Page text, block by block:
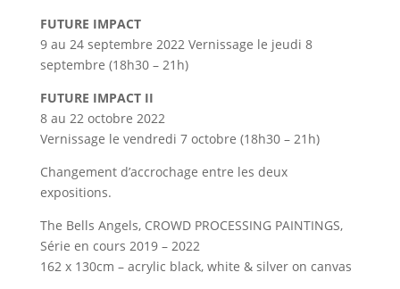
FUTURE IMPACT
9 au 24 septembre 2022 Vernissage le jeudi 8
septembre (18h30 – 21h)
FUTURE IMPACT II
8 au 22 octobre 2022
Vernissage le vendredi 7 octobre (18h30 – 21h)
Changement d’accrochage entre les deux
expositions.
The Bells Angels, CROWD PROCESSING PAINTINGS,
Série en cours 2019 – 2022
162 x 130cm – acrylic black, white & silver on canvas